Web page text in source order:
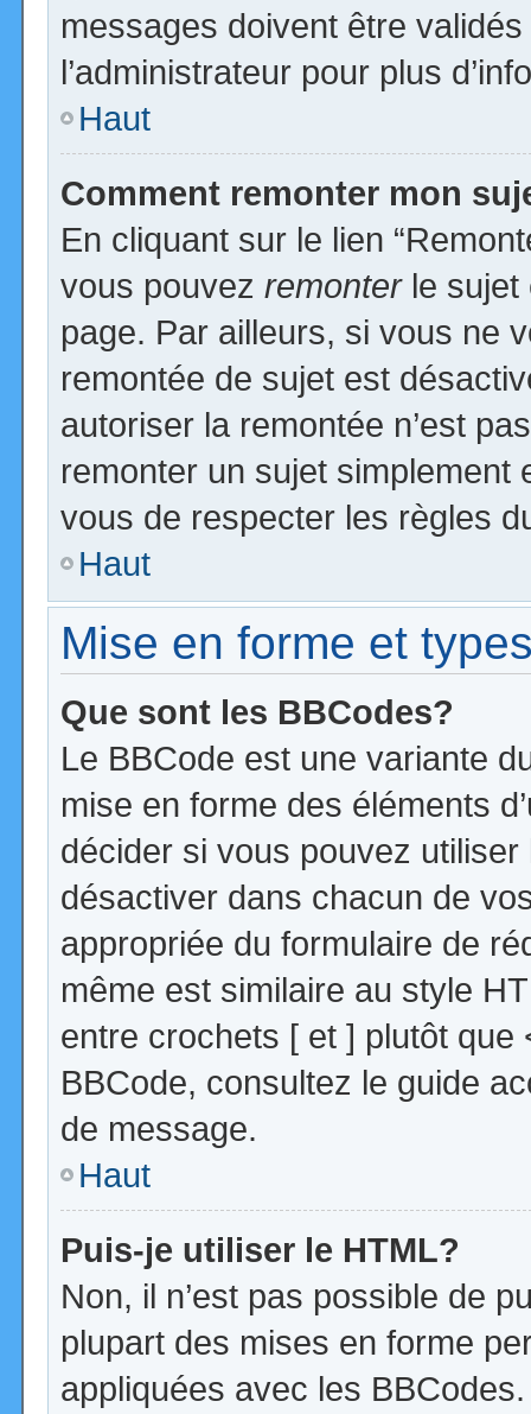
messages doivent être
l’administrateur pour plus
Haut
Comment remonter mon
En cliquant sur le lien
vous pouvez remonterle sujet
page. Par ailleurs, si vous ne
remontée de sujet est
autoriser la remontée n’est
remonter un sujet
vous de respecter les règles
Haut
Mise en forme et
Que sont les BBCodes?
Le BBCode est une variante
mise en forme des éléments
décider si vous pouvez
désactiver dans chacun de
appropriée du formulaire de
même est similaire au style
entre crochets [ et ] plutôt que
BBCode, consultez le guide
de message.
Haut
Puis-je utiliser le HTML?
Non, il n’est pas possible de
plupart des mises en forme
appliquées avec les BBCodes.